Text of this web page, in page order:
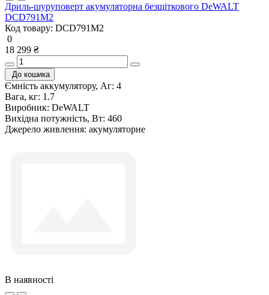
Дриль-шуруповерт акумуляторна безщіткового DeWALT
DCD791M2
Код товару: DCD791M2
0
18 299 ₴
До кошика
Ємність аккумулятору, Аг: 4
Вага, кг: 1.7
Виробник: DeWALT
Вихідна потужність, Вт: 460
Джерело живлення: акумуляторне
В наявності